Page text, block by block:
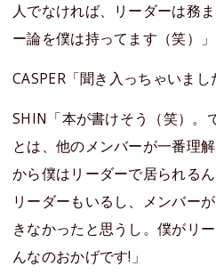
人でなければ、リーダーは務
ー論を僕は持ってます（笑）」
CASPER「聞き入っちゃいまし
SHIN「本が書けそう（笑）。
とは、他のメンバーが一番理
から僕はリーダーで居られる
リーダーもいるし、メンバー
きなかったと思うし。僕がリ
んなのおかげです!」